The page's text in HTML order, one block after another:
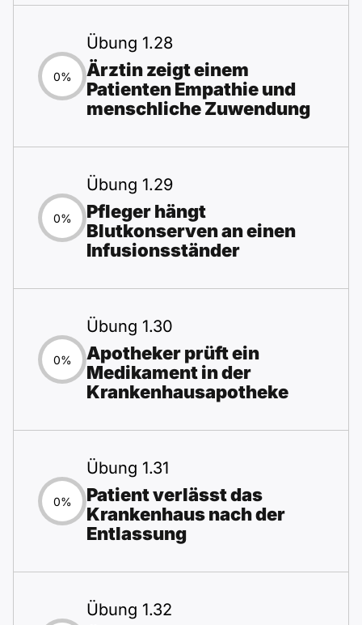
0%
Übung 1.28
Ärztin zeigt einem
Patienten Empathie und
menschliche Zuwendung
0%
Übung 1.29
Pfleger hängt
Blutkonserven an einen
Infusionsständer
0%
Übung 1.30
Apotheker prüft ein
Medikament in der
Krankenhausapotheke
0%
Übung 1.31
Patient verlässt das
Krankenhaus nach der
Entlassung
Übung 1.32